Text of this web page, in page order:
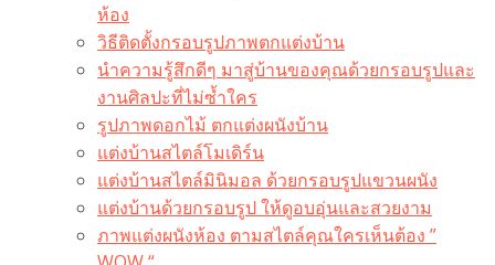
ห้อง
วิธีติดตั้งกรอบรูปภาพตกแต่งบ้าน
นำความรู้สึกดีๆ มาสู่บ้านของคุณด้วยกรอบรูปและ
งานศิลปะที่ไม่ซ้ำใคร
รูปภาพดอกไม้ ตกแต่งผนังบ้าน
แต่งบ้านสไตล์โมเดิร์น
แต่งบ้านสไตล์มินิมอล ด้วยกรอบรูปแขวนผนัง
แต่งบ้านด้วยกรอบรูป ให้ดูอบอุ่นและสวยงาม
ภาพแต่งผนังห้อง ตามสไตล์คุณใครเห็นต้อง ”